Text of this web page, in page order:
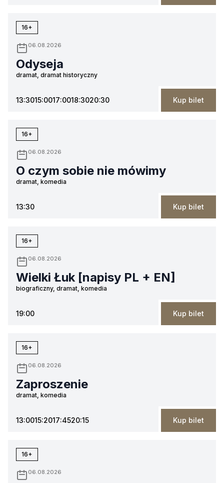
16+
06.08.2026
Odyseja
dramat, dramat historyczny
13:3015:0017:0018:3020:30 Kup bilet
16+
06.08.2026
O czym sobie nie mówimy
dramat, komedia
13:30 Kup bilet
16+
06.08.2026
Wielki Łuk [napisy PL + EN]
biograficzny, dramat, komedia
19:00 Kup bilet
16+
06.08.2026
Zaproszenie
dramat, komedia
13:0015:2017:4520:15 Kup bilet
16+
06.08.2026